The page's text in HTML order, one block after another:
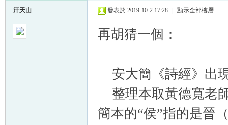
汗天山 發表於 2019-10-2 17:28 顯示全部樓層
再胡猜一個：
安大簡《詩經》出
整理本取黃德寬老
簡本的“侯”指的是晉